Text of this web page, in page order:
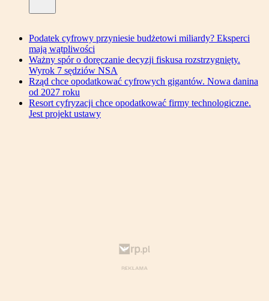
Podatek cyfrowy przyniesie budżetowi miliardy? Eksperci
mają wątpliwości
Ważny spór o doręczanie decyzji fiskusa rozstrzygnięty.
Wyrok 7 sędziów NSA
Rząd chce opodatkować cyfrowych gigantów. Nowa danina
od 2027 roku
Resort cyfryzacji chce opodatkować firmy technologiczne.
Jest projekt ustawy